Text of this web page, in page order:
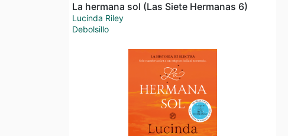
La hermana sol (Las Siete Hermanas 6)
Lucinda Riley
Debolsillo